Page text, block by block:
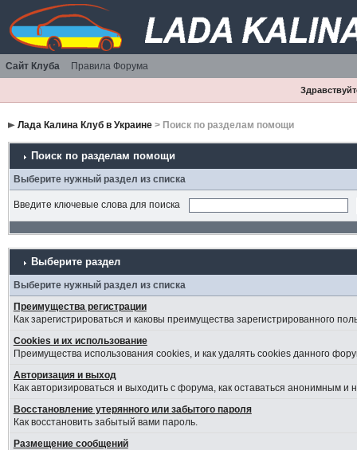
Сайт Клуба Правила Форума
Лада Калина Клуб в Украине> Поиск по разделам помощи
Поиск по разделам помощи
Выберите нужный раздел из списка
Введите ключевые слова для поиска
Выберите раздел
Выберите нужный раздел из списка
Преимущества регистрации
Как зарегистрироваться и каковы преимущества зарегистрированного
Cookies и их использование
Преимущества использования cookies, и как удалять cookies данного
Авторизация и выход
Как авторизироваться и выходить с форума, как оставаться анонимным
Восстановление утерянного или забытого пароля
Как восстановить забытый вами пароль.
Размещение сообщений